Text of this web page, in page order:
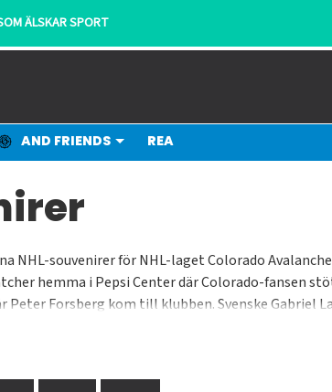
AND FRIENDS REA
NHL-souvenirer för NHL-laget Colorado
hemma i Pepsi Center där Colorado-fansen
Forsberg kom till klubben. Svenske Gabriel